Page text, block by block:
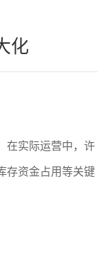
化
在实际运营中，许
存资金占用等关键